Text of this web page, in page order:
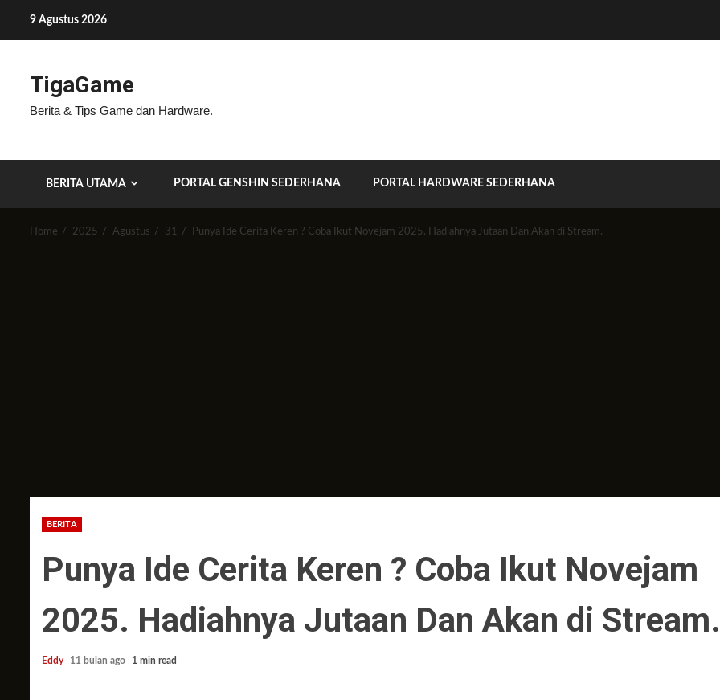
content
9 Agustus 2026
TigaGame
Berita & Tips Game dan Hardware.
BERITA UTAMA PORTAL GENSHIN SEDERHANA PORTAL HARDWARE SEDERHANA
Home 2025 Agustus 31 Punya Ide Cerita Keren ? Coba Ikut Novejam 2025. Hadiahnya Jutaan Dan Akan di Stream.
BERITA
Punya Ide Cerita Keren ? Coba Ikut Novejam
2025. Hadiahnya Jutaan Dan Akan di Stream.
Eddy 11 bulan ago 1 min read